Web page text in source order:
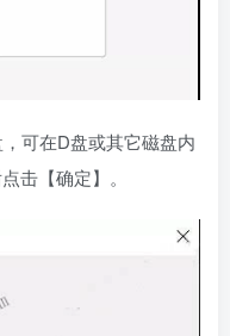
可在D盘或其它磁盘内
击【确定】。